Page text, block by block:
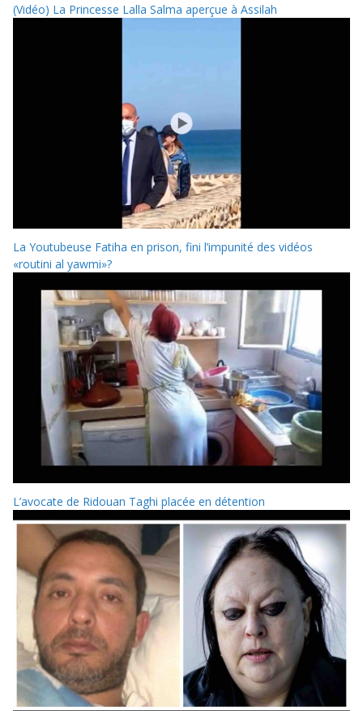
(Vidéo) La Princesse Lalla Salma aperçue à Assilah
La Youtubeuse Fatiha en prison, fini l’impunité des vidéos
«routini al yawmi»?
L’avocate de Ridouan Taghi placée en détention